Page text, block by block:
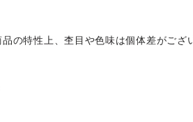
の特性上、杢目や色味は個体差がござ